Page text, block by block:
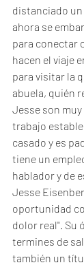
distanciado un
ahora se
para conectar
hacen el viaje
para visitar la
abuela, quién
Jesse son
trabajo
casado y es
tiene un
hablador y de
Jesse
oportunidad
dolor real". Su
termines de
también un